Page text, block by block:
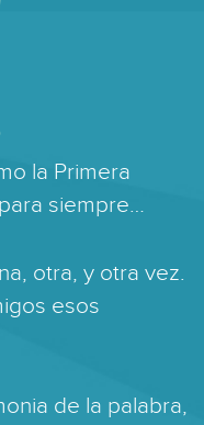
la Primera
siempre…
otra, y otra vez.
esos
de la palabra,